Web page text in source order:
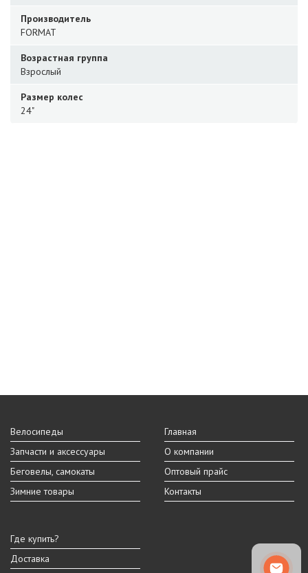
Производитель
FORMAT
Возрастная группа
Взрослый
Размер колес
24"
Велосипеды
Запчасти и аксессуары
Беговелы, самокаты
Зимние товары
Главная
О компании
Оптовый прайс
Контакты
Где купить?
Доставка